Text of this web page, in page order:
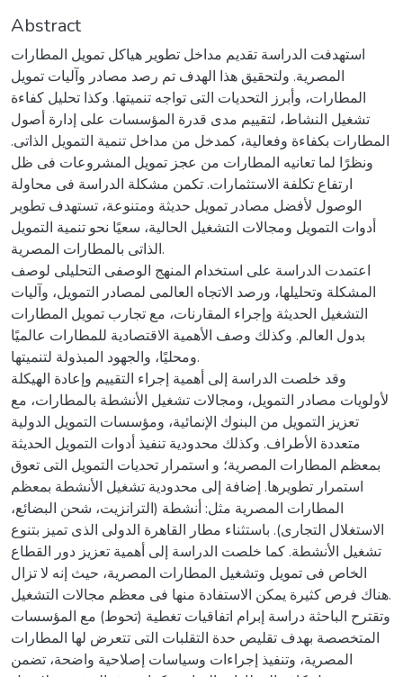
Abstract
استهدفت الدراسة تقديم مداخل تطوير هياكل تمويل المطارات
المصرية. ولتحقيق هذا الهدف تم رصد مصادر وآليات تمويل
المطارات، وأبرز التحديات التى تواجه تنميتها. وكذا تحليل كفاءة
تشغيل النشاط، لتقييم مدى قدرة المؤسسات على إدارة أصول
المطارات بكفاءة وفعالية، كمدخل من مداخل تنمية التمويل الذاتى.
ونظرًا لما تعانيه المطارات من عجز تمويل المشروعات فى ظل
ارتفاع تكلفة الاستثمارات. تكمن مشكلة الدراسة فى محاولة
الوصول لأفضل مصادر تمويل حديثة ومتنوعة، تستهدف تطوير
أدوات التمويل ومجالات التشغيل الحالية، سعيًا نحو تنمية التمويل
الذاتى بالمطارات المصرية.
اعتمدت الدراسة على استخدام المنهج الوصفى التحليلى لوصف
المشكلة وتحليلها، ورصد الاتجاه العالمى لمصادر التمويل، وآليات
التشغيل الحديثة وإجراء المقارنات، مع تجارب تمويل المطارات
بدول العالم. وكذلك وصف الأهمية الاقتصادية للمطارات عالميًا
ومحليًا، والجهود المبذولة لتنميتها.
وقد خلصت الدراسة إلى أهمية إجراء التقييم وإعادة الهيكلة
لأولويات مصادر التمويل، ومجالات تشغيل الأنشطة بالمطارات، مع
تعزيز التمويل من البنوك الإنمائية، ومؤسسات التمويل الدولية
متعددة الأطراف. وكذلك محدودية تنفيذ أدوات التمويل الحديثة
بمعظم المطارات المصرية؛ و استمرار تحديات التمويل التى تعوق
استمرار تطويرها. إضافة إلى محدودية تشغيل الأنشطة بمعظم
المطارات المصرية مثل: أنشطة (الترانزيت، شحن البضائع،
الاستغلال التجارى). باستثناء مطار القاهرة الدولى الذى تميز بتنوع
تشغيل الأنشطة. كما خلصت الدراسة إلى أهمية تعزيز دور القطاع
الخاص فى تمويل وتشغيل المطارات المصرية، حيث إنه لا تزال
هناك فرص كثيرة يمكن الاستفادة منها فى معظم مجالات التشغيل.
وتقترح الباحثة دراسة إبرام اتفاقيات تغطية (تحوط) مع المؤسسات
المتخصصة بهدف تقليص حدة التقلبات التى تتعرض لها المطارات
المصرية، وتنفيذ إجراءات وسياسات إصلاحية واضحة، تضمن